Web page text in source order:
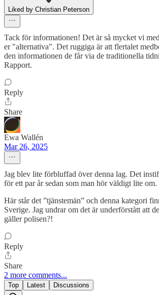
Liked by Christian Peterson
Tack för informationen! Det är så mycket vi
er "alternativa". Det ruggiga är att flertalet
den informationen de får via de traditionella
Rapport.
Reply
Share
Ewa Wallén
Mar 26, 2025
Jag blev lite förbluffad över denna lag. Det
för ett par år sedan som man hör väldigt lite om.
Här står det ”tjänstemän” och denna kategori
Sverige. Jag undrar om det är underförstått att
gäller polisen?!
Reply
Share
2 more comments...
Top Latest Discussions